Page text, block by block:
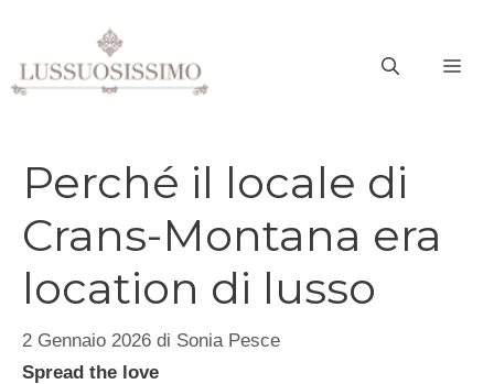
contenuto
Perché il locale di
Crans-Montana era
location di lusso
2 Gennaio 2026 di Sonia Pesce
Spread the love